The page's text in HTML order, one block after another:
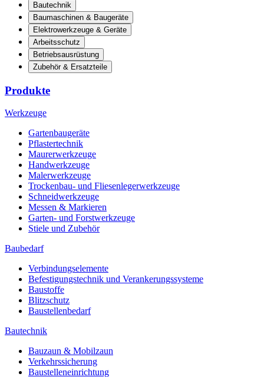
Bautechnik
Baumaschinen & Baugeräte
Elektrowerkzeuge & Geräte
Arbeitsschutz
Betriebsausrüstung
Zubehör & Ersatzteile
Produkte
Werkzeuge
Gartenbaugeräte
Pflastertechnik
Maurerwerkzeuge
Handwerkzeuge
Malerwerkzeuge
Trockenbau- und Fliesenlegerwerkzeuge
Schneidwerkzeuge
Messen & Markieren
Garten- und Forstwerkzeuge
Stiele und Zubehör
Baubedarf
Verbindungselemente
Befestigungstechnik und Verankerungssysteme
Baustoffe
Blitzschutz
Baustellenbedarf
Bautechnik
Bauzaun & Mobilzaun
Verkehrssicherung
Baustelleneinrichtung